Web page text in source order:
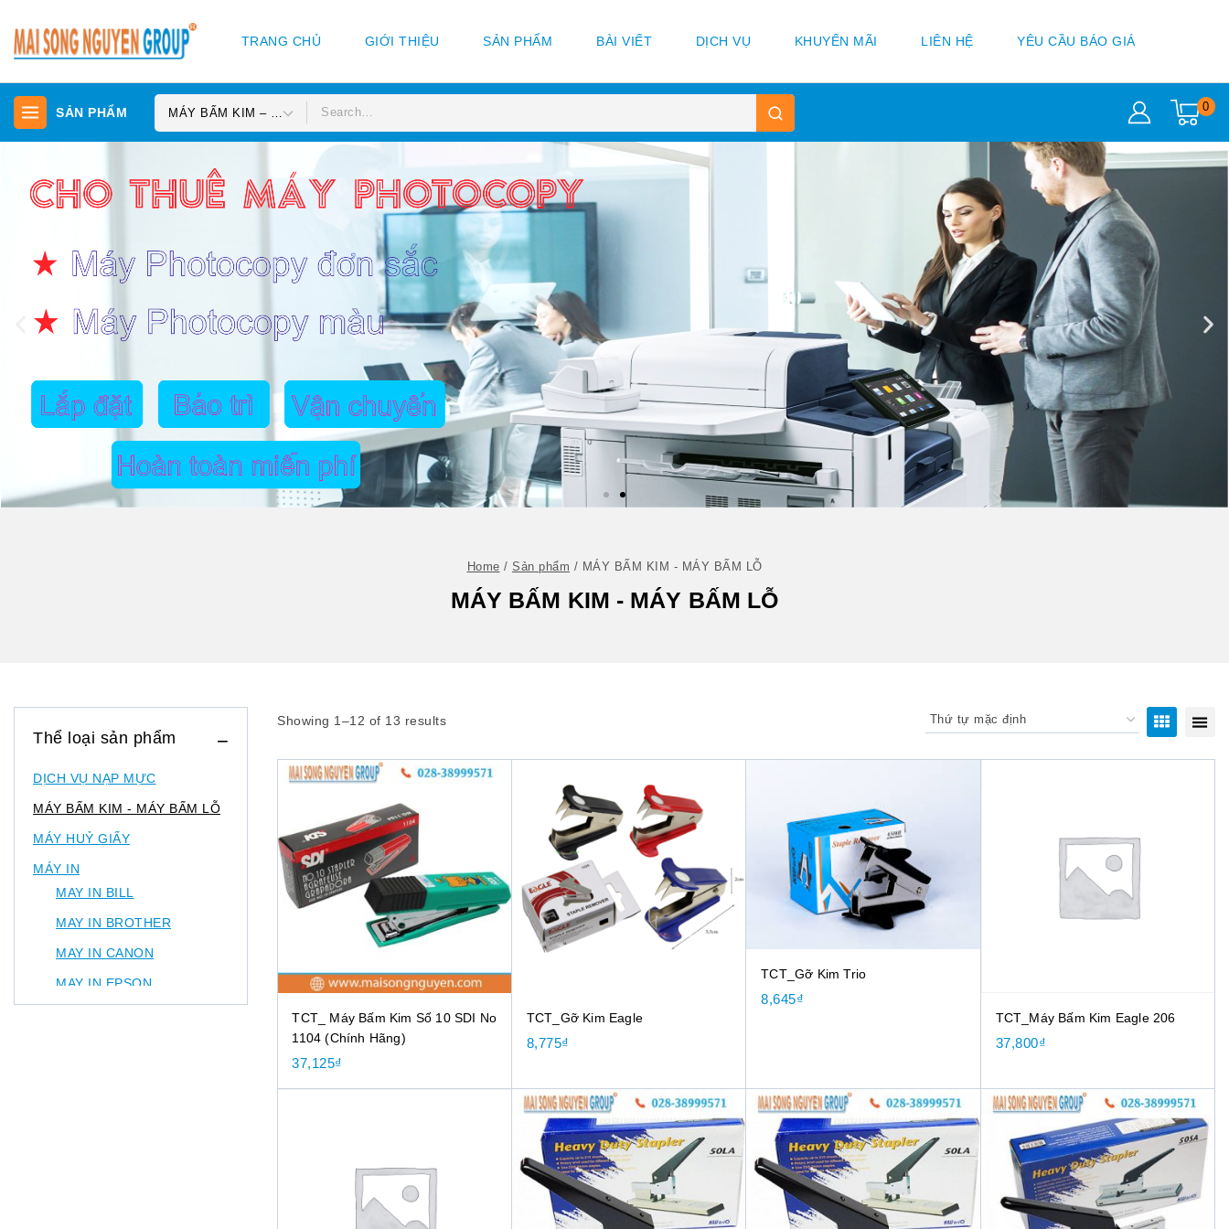
TRANG CHỦ GIỚI THIỆU SẢN PHẨM BÀI VIẾT DỊCH VỤ KHUYẾN MÃI LIÊN HỆ YÊU CẦU BÁO GIÁ
SẢN PHẨM 0
Home / Sản phẩm / MÁY BẤM KIM - MÁY BẤM LỖ
MÁY BẤM KIM - MÁY BẤM LỖ
Showing 1–12 of 13 results
TCT_ Máy Bấm Kim Số 10 SDI No
1104 (Chính Hãng)
37,125₫
TCT_Gỡ Kim Eagle
8,775₫
TCT_Gỡ Kim Trio
8,645₫
TCT_Máy Bấm Kim Eagle 206
37,800₫
Thể loại sản phẩm
DỊCH VỤ NẠP MỰC
MÁY BẤM KIM - MÁY BẤM LỖ
MÁY HUỶ GIẤY
MÁY IN
MAY IN BILL
MAY IN BROTHER
MAY IN CANON
MAY IN EPSON